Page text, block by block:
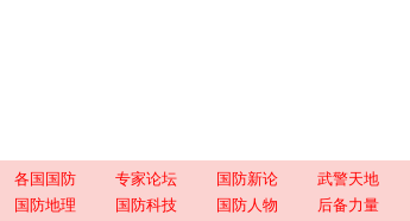
各国国防 专家论坛 国防新论 武警天地
国防地理 国防科技 国防人物 后备力量